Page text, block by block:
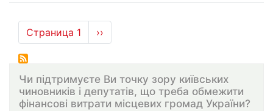
Нумерация
страниц
Страница 1
Следующая
страница
››
Чи підтримуєте Ви точку зору київських
чиновників і депутатів, що треба обмежити
фінансові витрати місцевих громад України?